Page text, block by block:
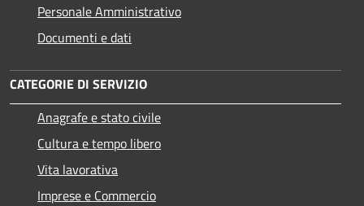
Personale Amministrativo
Documenti e dati
CATEGORIE DI SERVIZIO
Anagrafe e stato civile
Cultura e tempo libero
Vita lavorativa
Imprese e Commercio